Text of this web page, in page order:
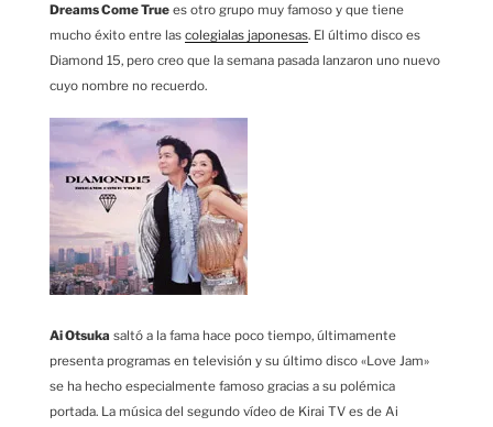
Dreams Come True es otro grupo muy famoso y que tiene
mucho éxito entre las colegialas japonesas. El último disco es
Diamond 15, pero creo que la semana pasada lanzaron uno nuevo
cuyo nombre no recuerdo.
Ai Otsuka saltó a la fama hace poco tiempo, últimamente
presenta programas en televisión y su último disco «Love Jam»
se ha hecho especialmente famoso gracias a su polémica
portada. La música del segundo vídeo de Kirai TV es de Ai